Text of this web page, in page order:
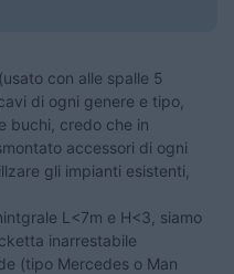
con alle spalle 5
di ogni genere e tipo,
buchi, credo che in
accessori di ogni
gli impianti esistenti,
L<7m e H<3, siamo
inarrestabile
(tipo Mercedes o Man